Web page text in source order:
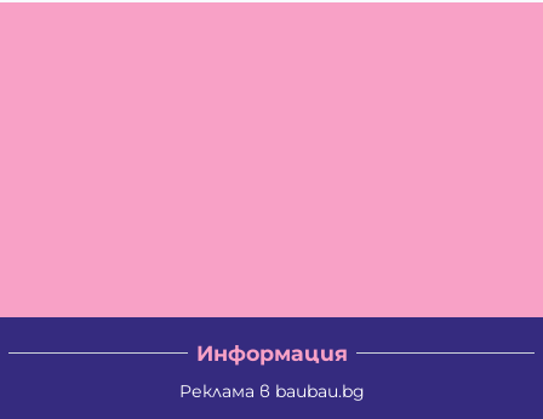
Информация
Реклама в baubau.bg